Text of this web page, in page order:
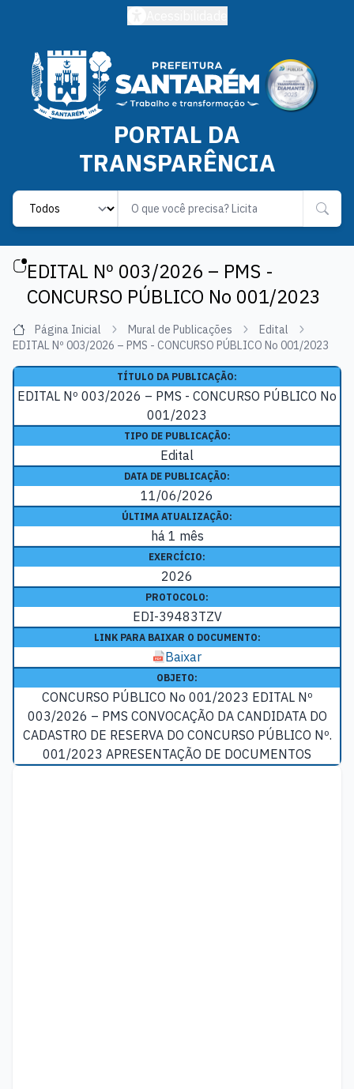
PORTAL DA
TRANSPARÊNCIA
Label
EDITAL Nº 003/2026 – PMS -
CONCURSO PÚBLICO No 001/2023
Página Inicial Mural de Publicações
Edital
EDITAL Nº 003/2026 – PMS - CONCURSO PÚBLICO No 001/2023
TÍTULO DA PUBLICAÇÃO:
EDITAL Nº 003/2026 – PMS - CONCURSO PÚBLICO No
001/2023
TIPO DE PUBLICAÇÃO:
Edital
DATA DE PUBLICAÇÃO:
11/06/2026
ÚLTIMA ATUALIZAÇÃO:
há 1 mês
EXERCÍCIO:
2026
PROTOCOLO:
EDI-39483TZV
LINK PARA BAIXAR O DOCUMENTO:
Baixar
OBJETO:
CONCURSO PÚBLICO No 001/2023 EDITAL Nº
003/2026 – PMS CONVOCAÇÃO DA CANDIDATA DO
CADASTRO DE RESERVA DO CONCURSO PÚBLICO Nº.
001/2023 APRESENTAÇÃO DE DOCUMENTOS